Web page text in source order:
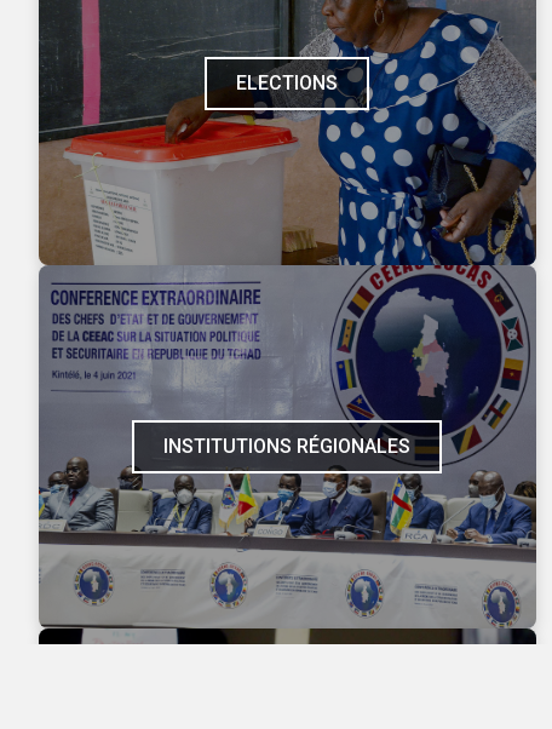
ELECTIONS
INSTITUTIONS RÉGIONALES